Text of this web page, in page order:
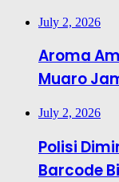
July 2, 2026
Aroma
Muaro
July 2, 2026
Polisi
Barcode